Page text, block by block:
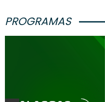
PROGRAMAS